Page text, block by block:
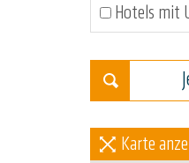
Hotels mit
Karte